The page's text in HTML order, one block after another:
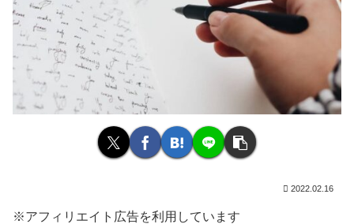
2022.02.16
※アフィリエイト広告を利用しています